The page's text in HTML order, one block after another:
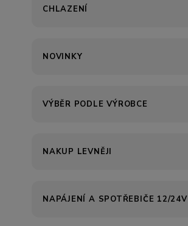
CHLAZENÍ
NOVINKY
VÝBĚR PODLE VÝROBCE
NAKUP LEVNĚJI
NAPÁJENÍ A SPOTŘEBIČE 12/24V